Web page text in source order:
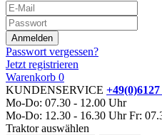
Passwort vergessen?
Jetzt registrieren
Warenkorb 0
KUNDENSERVICE
Mo-Do: 07.30 - 12.00 Uhr
Mo-Do: 12.30 - 16.30 Uhr Fr:
Traktor auswählen